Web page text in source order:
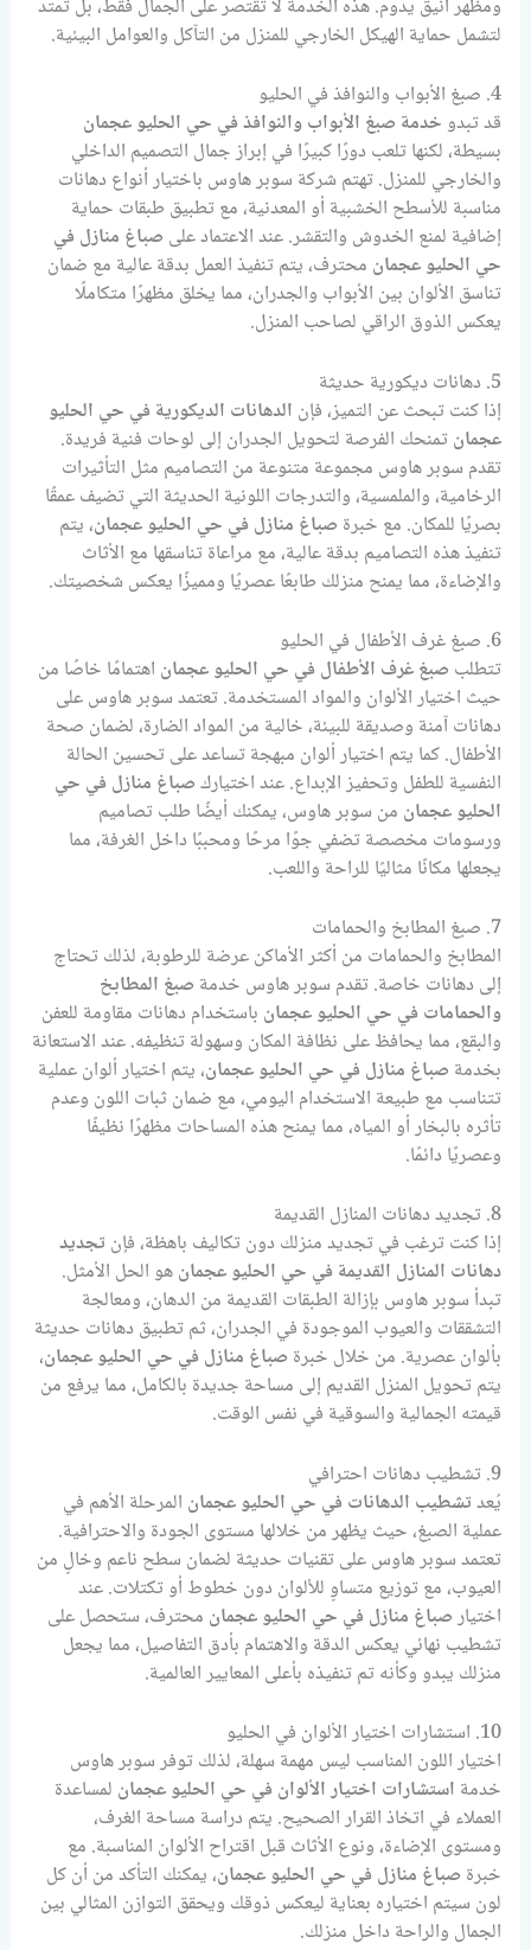
ومظهر أنيق يدوم. هذه الخدمة لا تقتصر على الجمال فقط، بل تمتد
لتشمل حماية الهيكل الخارجي للمنزل من التآكل والعوامل البيئية.
4. صبغ الأبواب والنوافذ في الحليو
قد تبدو خدمة صبغ الأبواب والنوافذ في حي الحليو عجمان
بسيطة، لكنها تلعب دورًا كبيرًا في إبراز جمال التصميم الداخلي
والخارجي للمنزل. تهتم شركة سوبر هاوس باختيار أنواع دهانات
مناسبة للأسطح الخشبية أو المعدنية، مع تطبيق طبقات حماية
إضافية لمنع الخدوش والتقشر. عند الاعتماد على صباغ منازل في
حي الحليو عجمان محترف، يتم تنفيذ العمل بدقة عالية مع ضمان
تناسق الألوان بين الأبواب والجدران، مما يخلق مظهرًا متكاملًا
يعكس الذوق الراقي لصاحب المنزل.
5. دهانات ديكورية حديثة
إذا كنت تبحث عن التميز، فإن الدهانات الديكورية في حي الحليو
عجمانتمنحك الفرصة لتحويل الجدران إلى لوحات فنية فريدة.
تقدم سوبر هاوس مجموعة متنوعة من التصاميم مثل التأثيرات
الرخامية، والملمسية، والتدرجات اللونية الحديثة التي تضيف عمقًا
بصريًا للمكان. مع خبرة صباغ منازل في حي الحليو عجمان، يتم
تنفيذ هذه التصاميم بدقة عالية، مع مراعاة تناسقها مع الأثاث
والإضاءة، مما يمنح منزلك طابعًا عصريًا ومميزًا يعكس شخصيتك.
6. صبغ غرف الأطفال في الحليو
تتطلب صبغ غرف الأطفال في حي الحليو عجمان اهتمامًا خاصًا من
حيث اختيار الألوان والمواد المستخدمة. تعتمد سوبر هاوس على
دهانات آمنة وصديقة للبيئة، خالية من المواد الضارة، لضمان صحة
الأطفال. كما يتم اختيار ألوان مبهجة تساعد على تحسين الحالة
النفسية للطفل وتحفيز الإبداع. عند اختياركصباغ منازل في حي
الحليو عجمان من سوبر هاوس، يمكنك أيضًا طلب تصاميم
ورسومات مخصصة تضفي جوًا مرحًا ومحببًا داخل الغرفة، مما
يجعلها مكانًا مثاليًا للراحة واللعب.
7. صبغ المطابخ والحمامات
المطابخ والحمامات من أكثر الأماكن عرضة للرطوبة، لذلك تحتاج
إلى دهانات خاصة. تقدم سوبر هاوس خدمة صبغ المطابخ
والحمامات في حي الحليو عجمان باستخدام دهانات مقاومة للعفن
والبقع، مما يحافظ على نظافة المكان وسهولة تنظيفه. عند الاستعانة
بخدمة صباغ منازل في حي الحليو عجمان، يتم اختيار ألوان عملية
تتناسب مع طبيعة الاستخدام اليومي، مع ضمان ثبات اللون وعدم
تأثره بالبخار أو المياه، مما يمنح هذه المساحات مظهرًا نظيفًا
وعصريًا دائمًا.
8. تجديد دهانات المنازل القديمة
إذا كنت ترغب في تجديد منزلك دون تكاليف باهظة، فإن تجديد
دهانات المنازل القديمة في حي الحليو عجمانهو الحل الأمثل.
تبدأ سوبر هاوس بإزالة الطبقات القديمة من الدهان، ومعالجة
التشققات والعيوب الموجودة في الجدران، ثم تطبيق دهانات حديثة
بألوان عصرية. من خلال خبرة صباغ منازل في حي الحليو عجمان،
يتم تحويل المنزل القديم إلى مساحة جديدة بالكامل، مما يرفع من
قيمته الجمالية والسوقية في نفس الوقت.
9. تشطيب دهانات احترافي
يُعدتشطيب الدهانات في حي الحليو عجمان المرحلة الأهم في
عملية الصبغ، حيث يظهر من خلالها مستوى الجودة والاحترافية.
تعتمد سوبر هاوس على تقنيات حديثة لضمان سطح ناعم وخالٍ من
العيوب، مع توزيع متساوٍ للألوان دون خطوط أو تكتلات. عند
اختيارصباغ منازل في حي الحليو عجمان محترف، ستحصل على
تشطيب نهائي يعكس الدقة والاهتمام بأدق التفاصيل، مما يجعل
منزلك يبدو وكأنه تم تنفيذه بأعلى المعايير العالمية.
10. استشارات اختيار الألوان في الحليو
اختيار اللون المناسب ليس مهمة سهلة، لذلك توفر سوبر هاوس
خدمة استشارات اختيار الألوان في حي الحليو عجمان لمساعدة
العملاء في اتخاذ القرار الصحيح. يتم دراسة مساحة الغرف،
ومستوى الإضاءة، ونوع الأثاث قبل اقتراح الألوان المناسبة. مع
خبرة صباغ منازل في حي الحليو عجمان، يمكنك التأكد من أن كل
لون سيتم اختياره بعناية ليعكس ذوقك ويحقق التوازن المثالي بين
الجمال والراحة داخل منزلك.